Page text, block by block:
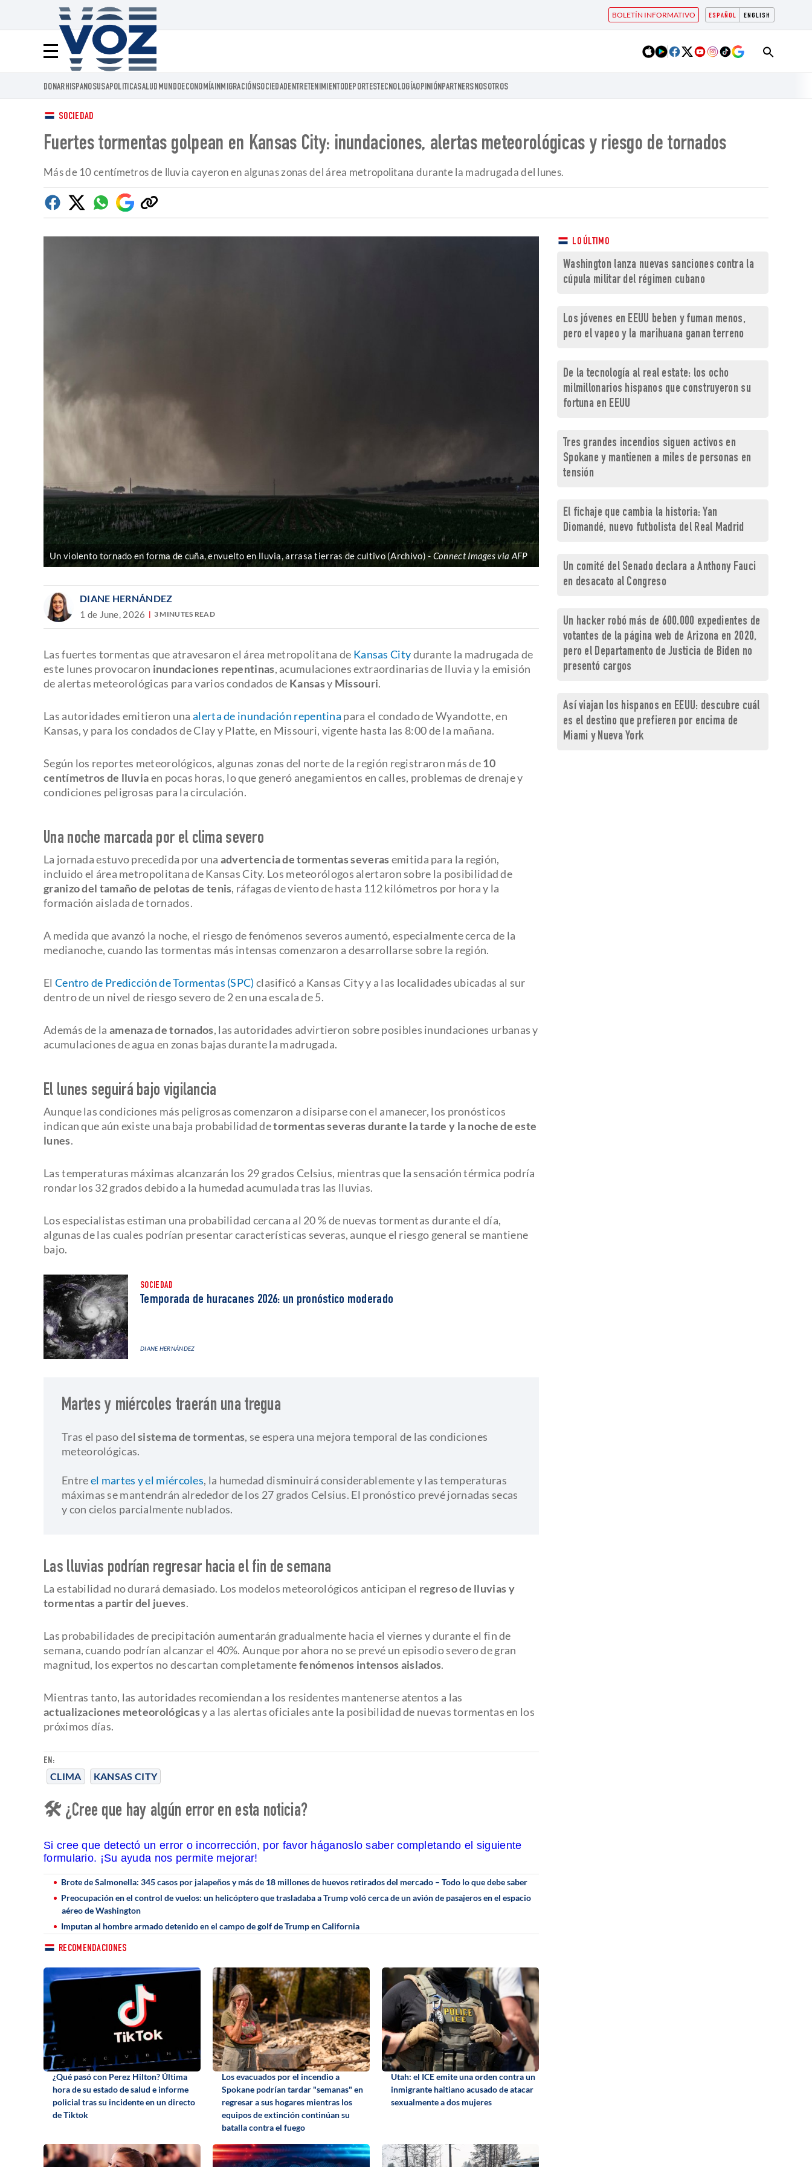
ESPAÑOL ENGLISH
BOLETÍN INFORMATIVO
Menú
Voz.us
DONARHISPANOSUSAPOLITICASALUD MUNDOECONOMÍAINMIGRACIÓNSOCIEDADENTRETENIMIENTODEPORTESTECNOLOGÍAOPINIÓNPARTNERSNOSOTROS
SOCIEDAD
Fuertes tormentas golpean en Kansas City: inundaciones, alertas meteorológicas y riesgo de tornados
Más de 10 centímetros de lluvia cayeron en algunas zonas del área metropolitana durante la madrugada del lunes.
Facebook
TwitterWhatsapp
Google
Discover
Copiar
enlace
Un violento tornado en forma de cuña, envuelto en lluvia, arrasa tierras de cultivo (Archivo) Connect Images via AFP
DIANE HERNÁNDEZ
1 de June, 2026 3 MINUTES READ
EN:
CLIMA KANSAS CITY
Las fuertes tormentas que atravesaron el área metropolitana de Kansas Citydurante la madrugada de
este lunes provocaron inundaciones repentinas, acumulaciones extraordinarias de lluvia y la emisión
de alertas meteorológicas para varios condados de Kansasy Missouri.
Las autoridades emitieron unaalerta de inundación repentina para el condado de Wyandotte, en
Kansas, y para los condados de Clay y Platte, en Missouri, vigente hasta las 8:00 de la mañana.
Según los reportes meteorológicos, algunas zonas del norte de la región registraron más de10
centímetros de lluviaen pocas horas, lo que generó anegamientos en calles, problemas de drenaje y
condiciones peligrosas para la circulación.
Una noche marcada por el clima severo
La jornada estuvo precedida por una advertencia de tormentas severasemitida para la región,
incluido el área metropolitana de Kansas City. Los meteorólogos alertaron sobre la posibilidad de
granizo del tamaño de pelotas de tenis, ráfagas de viento de hasta 112 kilómetros por hora y la
formación aislada de tornados.
A medida que avanzó la noche, el riesgo de fenómenos severos aumentó, especialmente cerca de la
medianoche, cuando las tormentas más intensas comenzaron a desarrollarse sobre la región.
El Centro de Predicción de Tormentas (SPC) clasificó a Kansas City y a las localidades ubicadas al sur
dentro de un nivel de riesgo severo de 2 en una escala de 5.
Además de la amenaza de tornados, las autoridades advirtieron sobre posibles inundaciones urbanas y
acumulaciones de agua en zonas bajas durante la madrugada.
El lunes seguirá bajo vigilancia
Aunque las condiciones más peligrosas comenzaron a disiparse con el amanecer, los pronósticos
indican que aún existe una baja probabilidad detormentas severas durante la tarde y la noche de este
lunes.
Las temperaturas máximas alcanzarán los 29 grados Celsius, mientras que la sensación térmica podría
rondar los 32 grados debido a la humedad acumulada tras las lluvias.
Los especialistas estiman una probabilidad cercana al 20 % de nuevas tormentas durante el día,
algunas de las cuales podrían presentar características severas, aunque el riesgo general se mantiene
bajo.
SOCIEDAD
Temporada de huracanes 2026: un pronóstico moderado
DIANE HERNÁNDEZ
Martes y miércoles traerán una tregua
Tras el paso delsistema de tormentas, se espera una mejora temporal de las condiciones
meteorológicas.
​Entreel martes y el miércoles, la humedad disminuirá considerablemente y las temperaturas
máximas se mantendrán alrededor de los 27 grados Celsius. El pronóstico prevé jornadas secas
y con cielos parcialmente nublados.
Las lluvias podrían regresar hacia el fin de semana
La estabilidad no durará demasiado. Los modelos meteorológicos anticipan el regreso de lluvias y
tormentas a partir del jueves.
Las probabilidades de precipitación aumentarán gradualmente hacia el viernes y durante el fin de
semana, cuando podrían alcanzar el 40%. Aunque por ahora no se prevé un episodio severo de gran
magnitud, los expertos no descartan completamentefenómenos intensos aislados.
Mientras tanto, las autoridades recomiendan a los residentes mantenerse atentos a las
actualizaciones meteorológicasy a las alertas oficiales ante la posibilidad de nuevas tormentas en los
próximos días.
🛠 ¿Cree que hay algún error en esta noticia?
Si cree que detectó un error o incorrección, por favor háganoslo saber completando el siguiente
formulario. ¡Su ayuda nos permite mejorar!
Brote de Salmonella: 345 casos por jalapeños y más de 18 millones de huevos retirados del mercado – Todo lo que debe saber
Preocupación en el control de vuelos: un helicóptero que trasladaba a Trump voló cerca de un avión de pasajeros en el espacio
aéreo de Washington
Imputan al hombre armado detenido en el campo de golf de Trump en California
RECOMENDACIONES
¿Qué pasó con Perez Hilton? Última
hora de su estado de salud e informe
policial tras su incidente en un directo
de Tiktok
Los evacuados por el incendio a
Spokane podrían tardar "semanas" en
regresar a sus hogares mientras los
equipos de extinción continúan su
batalla contra el fuego
Utah: el ICE emite una orden contra un
inmigrante haitiano acusado de atacar
sexualmente a dos mujeres
LO ÚLTIMO
Washington lanza nuevas sanciones contra la
cúpula militar del régimen cubano
Los jóvenes en EEUU beben y fuman menos,
pero el vapeo y la marihuana ganan terreno
De la tecnología al real estate: los ocho
milmillonarios hispanos que construyeron su
fortuna en EEUU
Tres grandes incendios siguen activos en
Spokane y mantienen a miles de personas en
tensión
El fichaje que cambia la historia: Yan
Diomandé, nuevo futbolista del Real Madrid
Un comité del Senado declara a Anthony Fauci
en desacato al Congreso
Un hacker robó más de 600.000 expedientes de
votantes de la página web de Arizona en 2020,
pero el Departamento de Justicia de Biden no
presentó cargos
Así viajan los hispanos en EEUU: descubre cuál
es el destino que prefieren por encima de
Miami y Nueva York